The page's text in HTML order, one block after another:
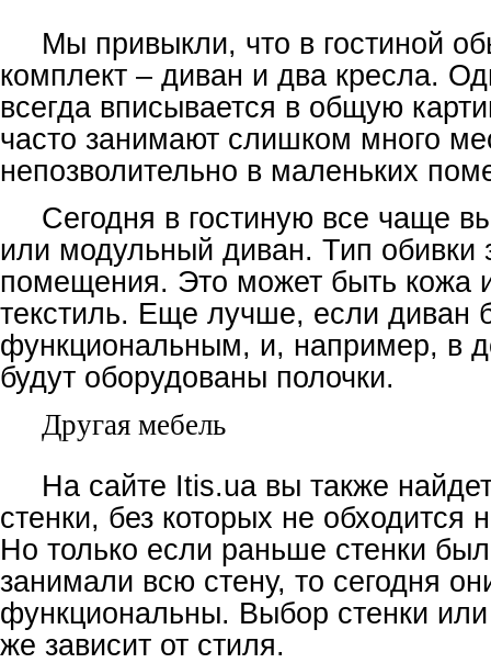
Мы привыкли, что в гостиной
комплект – диван и два кресла.
всегда вписывается в общую
часто занимают слишком много
непозволительно в маленьких
Сегодня в гостиную все чаще
или модульный диван. Тип обивки
помещения. Это может быть кожа
текстиль. Еще лучше, если диван
функциональным, и, например, в
будут оборудованы полочки.
Другая мебель
На сайте Itis.ua вы также
стенки, без которых не обходится
Но только если раньше стенки
занимали всю стену, то сегодня
функциональны. Выбор стенки
же зависит от стиля.